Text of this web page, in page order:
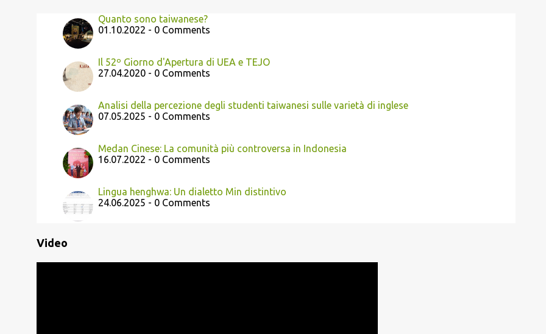
Quanto sono taiwanese?
01.10.2022 - 0 Comments
Il 52º Giorno d'Apertura di UEA e TEJO
27.04.2020 - 0 Comments
Analisi della percezione degli studenti taiwanesi sulle varietà di inglese
07.05.2025 - 0 Comments
Medan Cinese: La comunità più controversa in Indonesia
16.07.2022 - 0 Comments
Lingua henghwa: Un dialetto Min distintivo
24.06.2025 - 0 Comments
Video